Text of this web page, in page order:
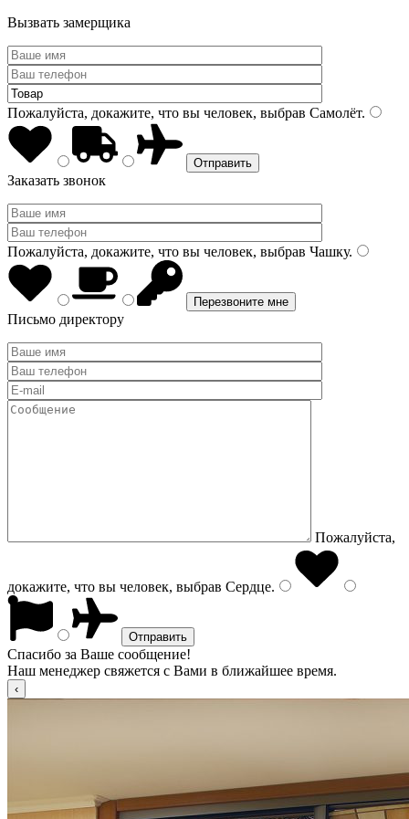
Вызвать замерщика
Пожалуйста, докажите, что вы человек, выбрав Самолёт.
Заказать звонок
Пожалуйста, докажите, что вы человек, выбрав Чашку.
Письмо директору
Пожалуйста,
докажите, что вы человек, выбрав Сердце.
Спасибо за Ваше сообщение!
Наш менеджер свяжется с Вами в ближайшее время.